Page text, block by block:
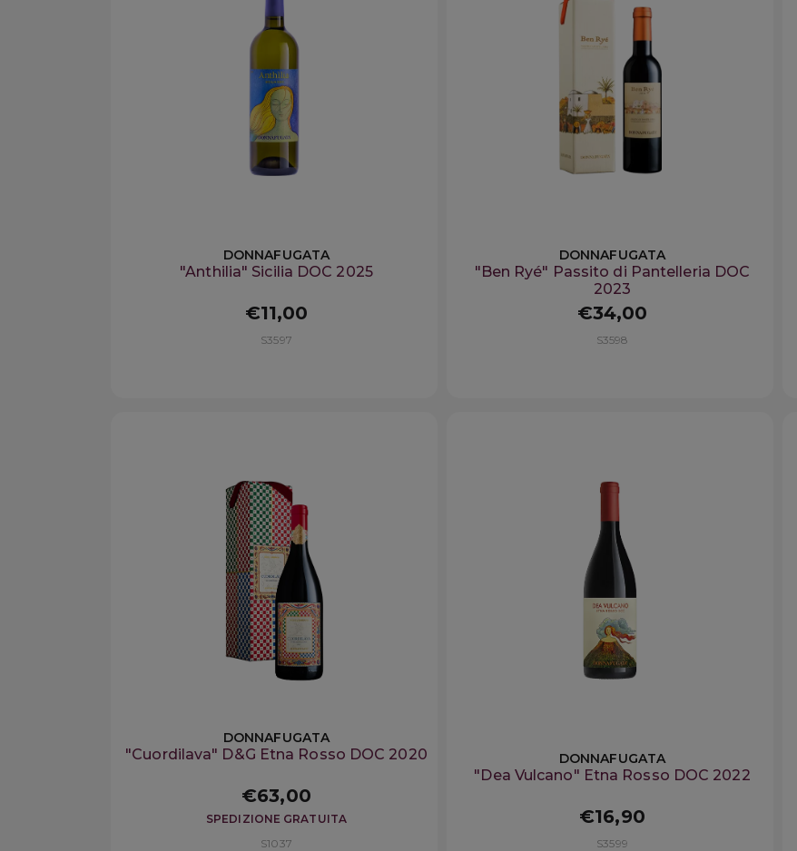
DONNAFUGATA
"Anthilia" Sicilia DOC 2025
€11,00
S3597
DONNAFUGATA
"Ben Ryé" Passito di Pantelleria DOC
2023
€34,00
S3598
DONNAFUGATA
"Cuordilava" D&G Etna Rosso DOC 2020
€63,00
SPEDIZIONE GRATUITA
S1037
DONNAFUGATA
"Dea Vulcano" Etna Rosso DOC 2022
€16,90
S3599